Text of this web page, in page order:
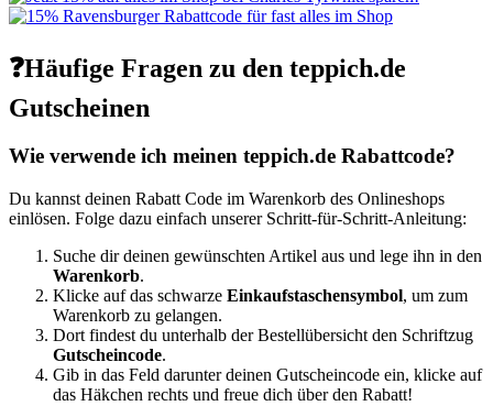
❓Häufige Fragen zu den teppich.de
Gutscheinen
Wie verwende ich meinen teppich.de Rabattcode?
Du kannst deinen Rabatt Code im Warenkorb des Onlineshops
einlösen. Folge dazu einfach unserer Schritt-für-Schritt-Anleitung:
Suche dir deinen gewünschten Artikel aus und lege ihn in den
Warenkorb.
Klicke auf das schwarze Einkaufstaschensymbol, um zum
Warenkorb zu gelangen.
Dort findest du unterhalb der Bestellübersicht den Schriftzug
Gutscheincode.
Gib in das Feld darunter deinen Gutscheincode ein, klicke auf
das Häkchen rechts und freue dich über den Rabatt!